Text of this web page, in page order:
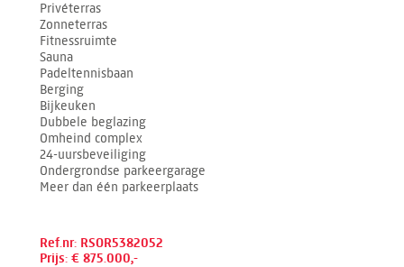
Privéterras
Zonneterras
Fitnessruimte
Sauna
Padeltennisbaan
Berging
Bijkeuken
Dubbele beglazing
Omheind complex
24-uursbeveiliging
Ondergrondse parkeergarage
Meer dan één parkeerplaats
Ref.nr: RSOR5382052
Prijs: € 875.000,-